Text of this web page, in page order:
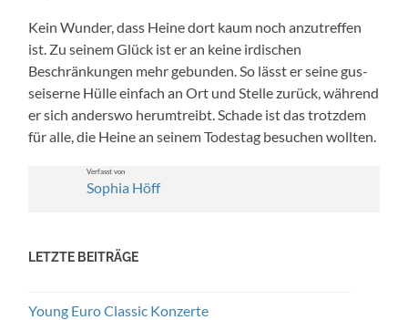
Kein Wun­der, dass Heine dort kaum noch anzutr­e­f­fen
ist. Zu seinem Glück ist er an keine irdis­chen
Beschränkun­gen mehr gebun­den. So lässt er seine gus­
seis­erne Hülle ein­fach an Ort und Stelle zurück, während
er sich ander­swo herumtreibt. Schade ist das trotz­dem
für alle, die Heine an seinem Todestag besuchen woll­ten.
Ver­fasst von
Sophia Höff
LETZTE BEITRÄGE
Young Euro Classic Konzerte